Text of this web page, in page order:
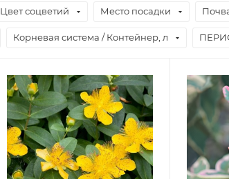
Цвет соцветий Место посадки
Корневая система / Контейнер, л